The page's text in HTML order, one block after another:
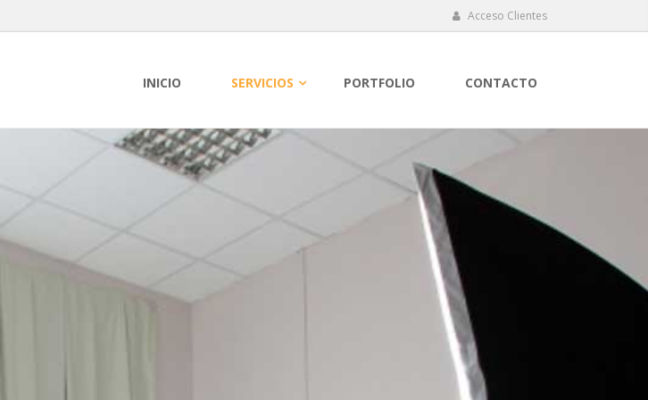
Acceso Clientes
INICIO SERVICIOS PORTFOLIO CONTACTO